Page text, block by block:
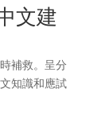
文建
補救。呈分
知識和應試